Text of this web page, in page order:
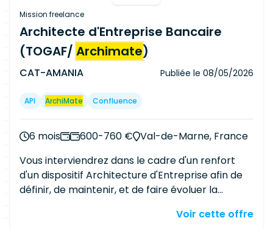
Mission freelance
Architecte d'Entreprise Bancaire
(TOGAF/ Archimate)
CAT-AMANIA Publiée le 08/05/2026
API ArchiMate Confluence
6 mois 600-760 € Val-de-Marne, France
Vous interviendrez dans le cadre d'un renfort
d'un dispositif Architecture d'Entreprise afin de
définir, de maintenir, et de faire évoluer la
d'architecture, standard technologiques, ainsi
Voir cette offre